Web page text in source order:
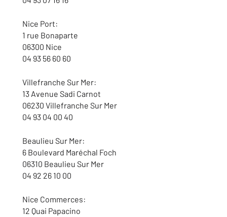
Nice Port:
1 rue Bonaparte
06300 Nice
04 93 56 60 60
Villefranche Sur Mer:
13 Avenue Sadi Carnot
06230 Villefranche Sur Mer
04 93 04 00 40
Beaulieu Sur Mer:
6 Boulevard Maréchal Foch
06310 Beaulieu Sur Mer
04 92 26 10 00
Nice Commerces:
12 Quai Papacino